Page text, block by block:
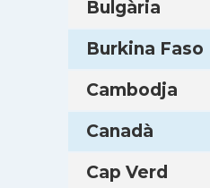
Bulgària
Burkina Faso
Cambodja
Canadà
Cap Verd